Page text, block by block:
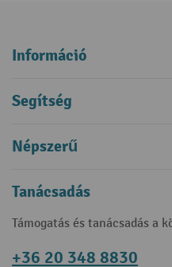
Információ
Segítség
Népszerű
Tanácsadás
Támogatás és tanácsadás a
+36 20 348 8830